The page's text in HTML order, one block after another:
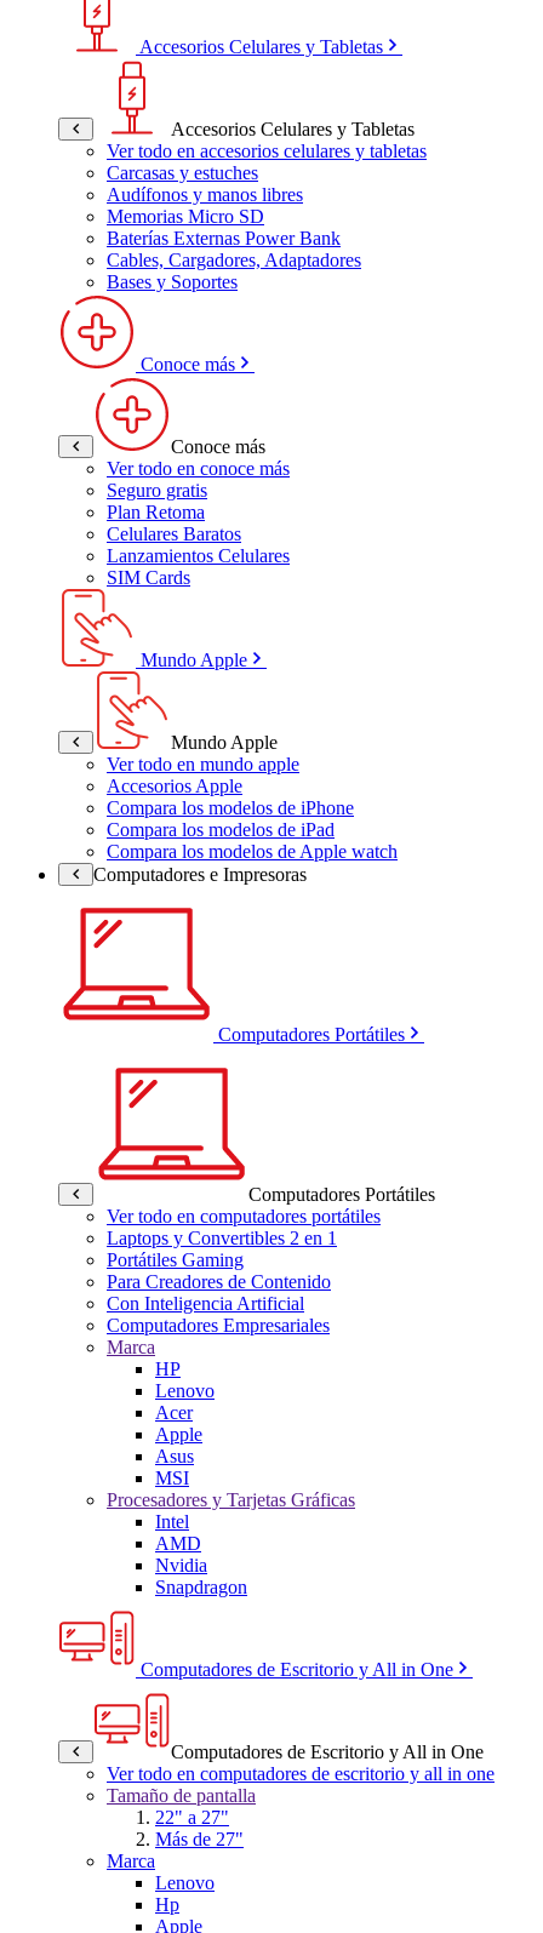
Accesorios Celulares y Tabletas
Accesorios Celulares y Tabletas
Ver todo en accesorios celulares y tabletas
Carcasas y estuches
Audífonos y manos libres
Memorias Micro SD
Baterías Externas Power Bank
Cables, Cargadores, Adaptadores
Bases y Soportes
Conoce más
Conoce más
Ver todo en conoce más
Seguro gratis
Plan Retoma
Celulares Baratos
Lanzamientos Celulares
SIM Cards
Mundo Apple
Mundo Apple
Ver todo en mundo apple
Accesorios Apple
Compara los modelos de iPhone
Compara los modelos de iPad
Compara los modelos de Apple watch
Computadores e Impresoras
Computadores Portátiles
Computadores Portátiles
Ver todo en computadores portátiles
Laptops y Convertibles 2 en 1
Portátiles Gaming
Para Creadores de Contenido
Con Inteligencia Artificial
Computadores Empresariales
Marca
HP
Lenovo
Acer
Apple
Asus
MSI
Procesadores y Tarjetas Gráficas
Intel
AMD
Nvidia
Snapdragon
Computadores de Escritorio y All in One
Computadores de Escritorio y All in One
Ver todo en computadores de escritorio y all in one
Tamaño de pantalla
22" a 27"
Más de 27"
Marca
Lenovo
Hp
Apple